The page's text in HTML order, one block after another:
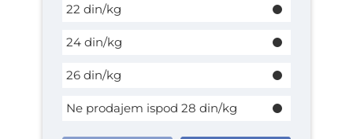
22 din/kg
24 din/kg
26 din/kg
Ne prodajem ispod 28 din/kg